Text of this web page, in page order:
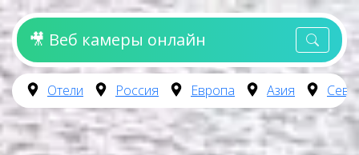
🎥 Веб камеры онлайн
Отели Россия Европа Азия